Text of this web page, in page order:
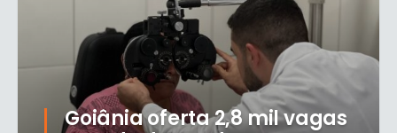
Goiânia oferta 2,8 mil vagas